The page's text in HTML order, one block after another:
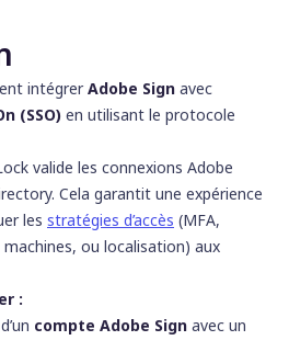
intégrerAdobe Sign avec
(SSO) en utilisant le protocole
valide les connexions Adobe
Cela garantit une expérience
les stratégies d’accès (MFA,
ou localisation) aux
:
compte Adobe Sign avec un